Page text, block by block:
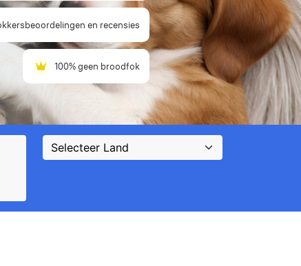
en recensies
100% geen broodfok